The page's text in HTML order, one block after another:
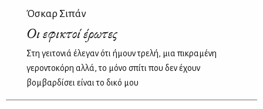
Όσκαρ Σιπάν
Οι εφικτοί έρωτες
Στη γειτονιά έλεγαν ότι ήμουν τρελή, μια πικραμένη
γεροντοκόρη αλλά, το μόνο σπίτι που δεν έχουν
βομβαρδίσει είναι το δικό μου